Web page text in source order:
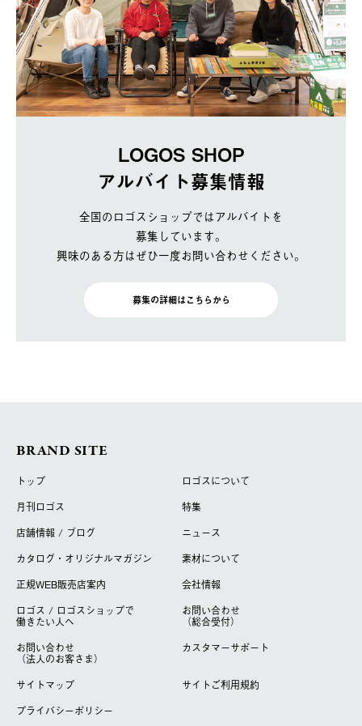
LOGOS SHOP
アルバイト募集情報
全国のロゴスショップではアルバイトを
募集しています。
興味のある方はぜひ一度お問い合わせください。
募集の詳細はこちらから
BRAND SITE
トップ
ロゴスについて
月刊ロゴス
特集
店舗情報 / ブログ
ニュース
カタログ・オリジナルマガジン
素材について
正規WEB販売店案内
会社情報
ロゴス / ロゴスショップで
働きたい人へ
お問い合わせ
（総合受付）
お問い合わせ
（法人のお客さま）
カスタマーサポート
サイトマップ
サイトご利用規約
プライバシーポリシー